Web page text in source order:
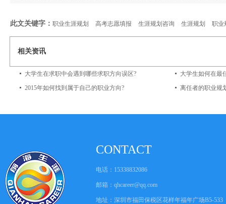
此文关键字： 职业生涯规划 高考志愿填报 生涯规划咨询 生涯规划 职业
相关资讯
大学生在求职中会遇到哪些求职方向误区?
大学生如何在最
2015年如何找到属于自己的职业方向?
离任者的职业规
CONTACT
电话：15338832086
邮箱： qhcareer@qq.com
地址：深圳市福田保税区花样年福年广场B5-533